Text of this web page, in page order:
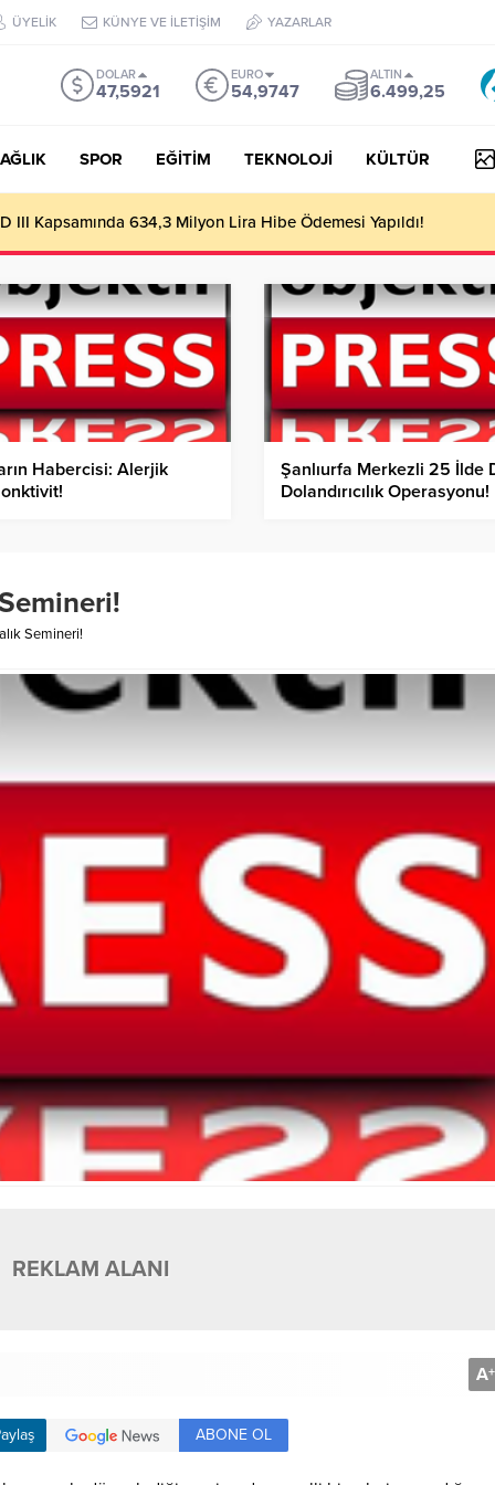
ÜYELİK KÜNYE VE İLETİŞİM YAZARLAR
DOLAR
47,5921
EURO
54,9747
ALTIN
6.499,25
SPOR EĞİTİM TEKNOLOJİ KÜLTÜR
III Kapsamında 634,3 Milyon Lira Hibe Ödemesi Yapıldı!
Habercisi: Alerjik
Şanlıurfa Merkezli 25 İlde
Dolandırıcılık Operasyonu!
Semineri!
REKLAM ALANI
A+
ABONE OL